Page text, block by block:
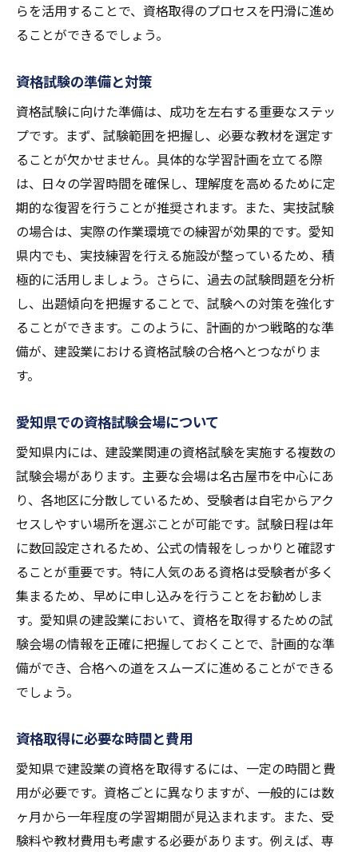
らを活用することで、資格取得のプロセスを円滑に進め
ることができるでしょう。
資格試験の準備と対策
資格試験に向けた準備は、成功を左右する重要なステッ
プです。まず、試験範囲を把握し、必要な教材を選定す
ることが欠かせません。具体的な学習計画を立てる際
は、日々の学習時間を確保し、理解度を高めるために定
期的な復習を行うことが推奨されます。また、実技試験
の場合は、実際の作業環境での練習が効果的です。愛知
県内でも、実技練習を行える施設が整っているため、積
極的に活用しましょう。さらに、過去の試験問題を分析
し、出題傾向を把握することで、試験への対策を強化す
ることができます。このように、計画的かつ戦略的な準
備が、建設業における資格試験の合格へとつながりま
す。
愛知県での資格試験会場について
愛知県内には、建設業関連の資格試験を実施する複数の
試験会場があります。主要な会場は名古屋市を中心にあ
り、各地区に分散しているため、受験者は自宅からアク
セスしやすい場所を選ぶことが可能です。試験日程は年
に数回設定されるため、公式の情報をしっかりと確認す
ることが重要です。特に人気のある資格は受験者が多く
集まるため、早めに申し込みを行うことをお勧めしま
す。愛知県の建設業において、資格を取得するための試
験会場の情報を正確に把握しておくことで、計画的な準
備ができ、合格への道をスムーズに進めることができる
でしょう。
資格取得に必要な時間と費用
愛知県で建設業の資格を取得するには、一定の時間と費
用が必要です。資格ごとに異なりますが、一般的には数
ヶ月から一年程度の学習期間が見込まれます。また、受
験料や教材費用も考慮する必要があります。例えば、専